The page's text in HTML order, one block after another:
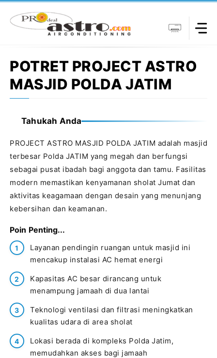
POTRET PROJECT ASTRO
MASJID POLDA JATIM
Tahukah Anda
PROJECT ASTRO MASJID POLDA JATIM adalah masjid
terbesar Polda JATIM yang megah dan berfungsi
sebagai pusat ibadah bagi anggota dan tamu. Fasilitas
modern memastikan kenyamanan sholat Jumat dan
aktivitas keagamaan dengan desain yang menunjang
kebersihan dan keamanan.
Poin Penting...
Layanan pendingin ruangan untuk masjid ini
mencakup instalasi AC hemat energi
Kapasitas AC besar dirancang untuk
menampung jamaah di dua lantai
Teknologi ventilasi dan filtrasi meningkatkan
kualitas udara di area sholat
Lokasi berada di kompleks Polda Jatim,
memudahkan akses bagi jamaah